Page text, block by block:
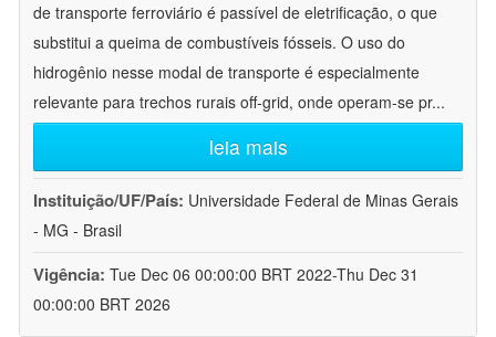
de transporte ferroviário é passível de eletrificação, o que
substitui a queima de combustíveis fósseis. O uso do
hidrogênio nesse modal de transporte é especialmente
relevante para trechos rurais off-grid, onde operam-se pr...
leia mais
Instituição/UF/País: Universidade Federal de Minas Gerais
- MG - Brasil
Vigência: Tue Dec 06 00:00:00 BRT 2022-Thu Dec 31
00:00:00 BRT 2026